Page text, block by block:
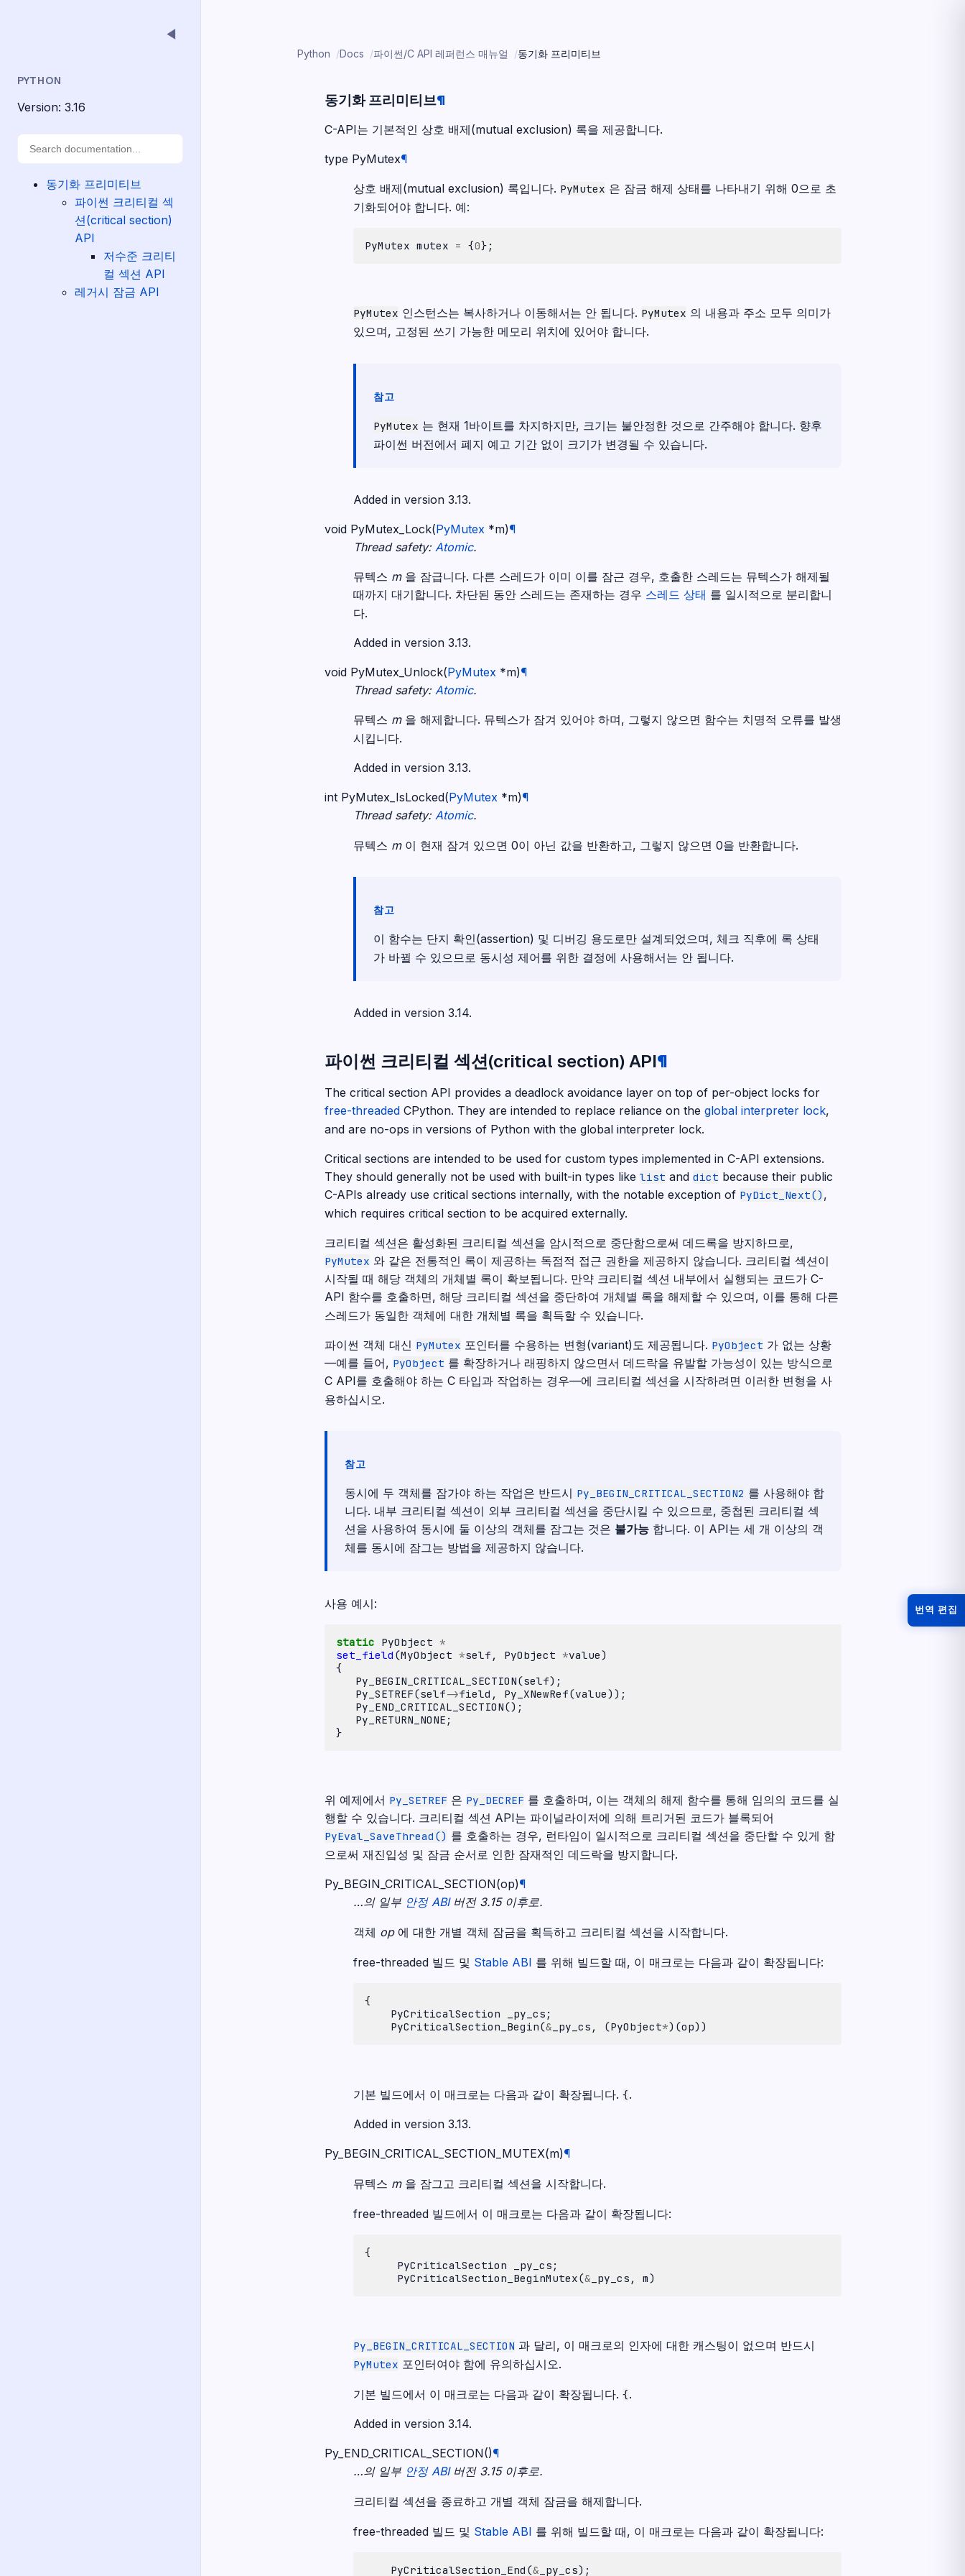
◀
PYTHON
Version: 3.16
동기화 프리미티브
파이썬 크리티컬 섹
션(critical section)
API
저수준 크리티
컬 섹션 API
레거시 잠금 API
Python Docs 파이썬/C API 레퍼런스 매뉴얼 동기화 프리미티브
동기화 프리미티브¶
C-API는 기본적인 상호 배제(mutual exclusion) 록을 제공합니다.
type PyMutex¶
상호 배제(mutual exclusion) 록입니다. PyMutex 은 잠금 해제 상태를 나타내기 위해 0으로 초
기화되어야 합니다. 예:
PyMutex mutex = {0};
PyMutex 인스턴스는 복사하거나 이동해서는 안 됩니다. PyMutex 의 내용과 주소 모두 의미가
있으며, 고정된 쓰기 가능한 메모리 위치에 있어야 합니다.
참고
PyMutex 는 현재 1바이트를 차지하지만, 크기는 불안정한 것으로 간주해야 합니다. 향후
파이썬 버전에서 폐지 예고 기간 없이 크기가 변경될 수 있습니다.
Added in version 3.13.
void PyMutex_Lock(PyMutex *m)¶
Thread safety: Atomic.
뮤텍스 m을 잠급니다. 다른 스레드가 이미 이를 잠근 경우, 호출한 스레드는 뮤텍스가 해제될
때까지 대기합니다. 차단된 동안 스레드는 존재하는 경우 스레드 상태 를 일시적으로 분리합니
다.
Added in version 3.13.
void PyMutex_Unlock(PyMutex *m)¶
Thread safety: Atomic.
뮤텍스 m을 해제합니다. 뮤텍스가 잠겨 있어야 하며, 그렇지 않으면 함수는 치명적 오류를 발생
시킵니다.
Added in version 3.13.
int PyMutex_IsLocked(PyMutex *m)¶
Thread safety: Atomic.
뮤텍스 m이 현재 잠겨 있으면 0이 아닌 값을 반환하고, 그렇지 않으면 0을 반환합니다.
참고
이 함수는 단지 확인(assertion) 및 디버깅 용도로만 설계되었으며, 체크 직후에 록 상태
가 바뀔 수 있으므로 동시성 제어를 위한 결정에 사용해서는 안 됩니다.
Added in version 3.14.
파이썬 크리티컬 섹션(critical section) API¶
The critical section API provides a deadlock avoidance layer on top of per-object locks for
free-threaded CPython. They are intended to replace reliance on the global interpreter lock,
and are no-ops in versions of Python with the global interpreter lock.
Critical sections are intended to be used for custom types implemented in C-API extensions.
They should generally not be used with built-in types like list and dict because their public
C-APIs already use critical sections internally, with the notable exception of PyDict_Next() ,
which requires critical section to be acquired externally.
크리티컬 섹션은 활성화된 크리티컬 섹션을 암시적으로 중단함으로써 데드록을 방지하므로,
PyMutex 와 같은 전통적인 록이 제공하는 독점적 접근 권한을 제공하지 않습니다. 크리티컬 섹션이
시작될 때 해당 객체의 개체별 록이 확보됩니다. 만약 크리티컬 섹션 내부에서 실행되는 코드가 C-
API 함수를 호출하면, 해당 크리티컬 섹션을 중단하여 개체별 록을 해제할 수 있으며, 이를 통해 다른
스레드가 동일한 객체에 대한 개체별 록을 획득할 수 있습니다.
파이썬 객체 대신 PyMutex 포인터를 수용하는 변형(variant)도 제공됩니다. PyObject 가 없는 상황
—예를 들어, PyObject 를 확장하거나 래핑하지 않으면서 데드락을 유발할 가능성이 있는 방식으로
C API를 호출해야 하는 C 타입과 작업하는 경우—에 크리티컬 섹션을 시작하려면 이러한 변형을 사
용하십시오.
참고
동시에 두 객체를 잠가야 하는 작업은 반드시 Py_BEGIN_CRITICAL_SECTION2 를 사용해야 합
니다. 내부 크리티컬 섹션이 외부 크리티컬 섹션을 중단시킬 수 있으므로, 중첩된 크리티컬 섹
션을 사용하여 동시에 둘 이상의 객체를 잠그는 것은 불가능 합니다. 이 API는 세 개 이상의 객
체를 동시에 잠그는 방법을 제공하지 않습니다.
사용 예시:
static PyObject *
set_field (MyObject *self , PyObject *value)
{
Py_BEGIN_CRITICAL_SECTION(self);
Py_SETREF(self->field , Py_XNewRef(value));
Py_END_CRITICAL_SECTION();
Py_RETURN_NONE ;
}
위 예제에서 Py_SETREF 은 Py_DECREF 를 호출하며, 이는 객체의 해제 함수를 통해 임의의 코드를 실
행할 수 있습니다. 크리티컬 섹션 API는 파이널라이저에 의해 트리거된 코드가 블록되어
PyEval_SaveThread() 를 호출하는 경우, 런타임이 일시적으로 크리티컬 섹션을 중단할 수 있게 함
으로써 재진입성 및 잠금 순서로 인한 잠재적인 데드락을 방지합니다.
Py_BEGIN_CRITICAL_SECTION(op)¶
…의 일부 안정 ABI버전 3.15 이후로.
객체 op에 대한 개별 객체 잠금을 획득하고 크리티컬 섹션을 시작합니다.
free-threaded 빌드 및 Stable ABI 를 위해 빌드할 때, 이 매크로는 다음과 같이 확장됩니다:
{
PyCriticalSection
_py_cs ;
PyCriticalSection_Begin(& _py_cs , (PyObject*)(op))
기본 빌드에서 이 매크로는 다음과 같이 확장됩니다. {.
Added in version 3.13.
Py_BEGIN_CRITICAL_SECTION_MUTEX(m)¶
뮤텍스 m을 잠그고 크리티컬 섹션을 시작합니다.
free-threaded 빌드에서 이 매크로는 다음과 같이 확장됩니다:
{
PyCriticalSection
_py_cs ;
PyCriticalSection_BeginMutex(& _py_cs , m)
Py_BEGIN_CRITICAL_SECTION 과 달리, 이 매크로의 인자에 대한 캐스팅이 없으며 반드시
PyMutex 포인터여야 함에 유의하십시오.
기본 빌드에서 이 매크로는 다음과 같이 확장됩니다. {.
Added in version 3.14.
Py_END_CRITICAL_SECTION()¶
…의 일부 안정 ABI버전 3.15 이후로.
크리티컬 섹션을 종료하고 개별 객체 잠금을 해제합니다.
free-threaded 빌드 및 Stable ABI 를 위해 빌드할 때, 이 매크로는 다음과 같이 확장됩니다:
PyCriticalSection_End (& _py_cs);
번역 편집